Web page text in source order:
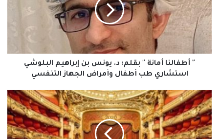
بقلم:
د.
يونس
إبراهيم
البلوشي
استشاري
أطفال
وأمراض
الجهاز
التنفسي
" أطفالنا أمانة " بقلم: د. يونس بن إبراهيم البلوشي
استشاري طب أطفال وأمراض الجهاز التنفسي
"2020
على
المسرح"
بقلم
: